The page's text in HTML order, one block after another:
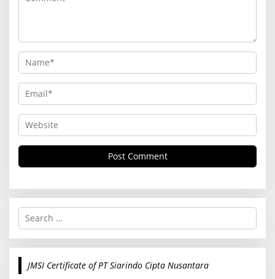
S
r
c
JMSI Certificate of PT Siarindo Cipta Nusantara